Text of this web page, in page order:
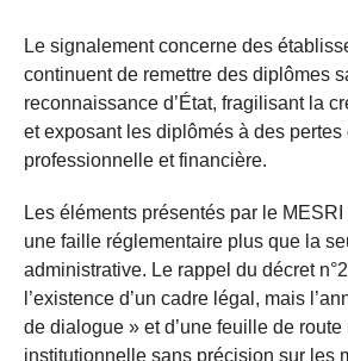
Le signalement concerne des
continuent de remettre des diplômes
reconnaissance d’État, fragilisant la
et exposant les diplômés à des pertes
professionnelle et financière.
Les éléments présentés par le
une faille réglementaire plus que la
administrative. Le rappel du décret
l’existence d’un cadre légal, mais
de dialogue » et d’une feuille de
institutionnelle sans précision sur les